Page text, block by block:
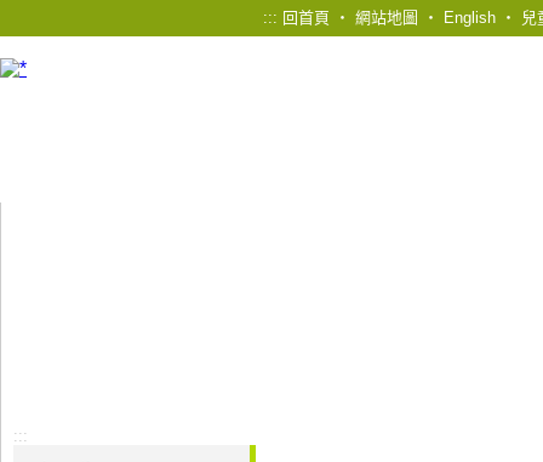
::: 回首頁 ‧ 網站地圖 ‧ English ‧ 兒
:::